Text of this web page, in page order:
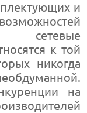
и
сетевые
к той
никогда
на